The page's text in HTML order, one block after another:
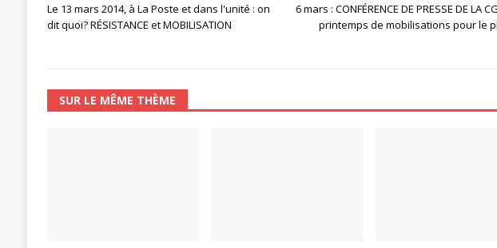
Le 13 mars 2014, à La Poste et dans l'unité : on
dit quoi? RÉSISTANCE et MOBILISATION
6 mars : CONFÉRENCE DE PRESSE DE LA
printemps de mobilisations pour le
SUR LE MÊME THÈME